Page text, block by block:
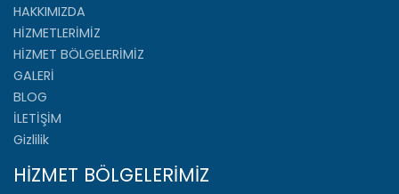
HAKKIMIZDA
HİZMETLERİMİZ
HİZMET BÖLGELERİMİZ
GALERİ
BLOG
İLETİŞİM
Gizlilik
HİZMET BÖLGELERİMİZ